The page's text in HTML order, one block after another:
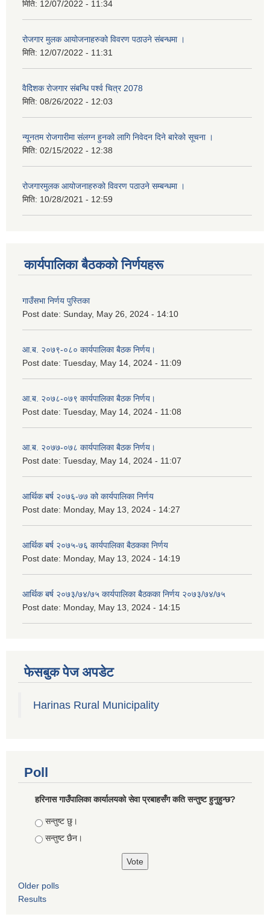
मिति: 12/07/2022 - 11:34
रोजगार मुलक आयोजनाहरुको विवरण पठाउने संबन्धमा ।
मिति: 12/07/2022 - 11:31
वैदेिशक राेजगार संबन्धि पर्श्व चित्र 2078
मिति: 08/26/2022 - 12:03
न्यूनतम रोजगारीमा संलग्न हुनको लागि निवेदन दिने बारेको सूचना ।
मिति: 02/15/2022 - 12:38
रोजगारमुलक आयोजनाहरुको विवरण पठाउने सम्बन्धमा ।
मिति: 10/28/2021 - 12:59
कार्यपालिका बैठकको निर्णयहरू
गाउँसभा निर्णय पुस्तिका
Post date: Sunday, May 26, 2024 - 14:10
आ.ब. २०७९-०८० कार्यपालिका बैठक निर्णय।
Post date: Tuesday, May 14, 2024 - 11:09
आ.ब. २०७८-०७९ कार्यपालिका बैठक निर्णय।
Post date: Tuesday, May 14, 2024 - 11:08
आ.ब. २०७७-०७८ कार्यपालिका बैठक निर्णय।
Post date: Tuesday, May 14, 2024 - 11:07
आर्थिक बर्ष २०७६-७७ को कार्यपालिका निर्णय
Post date: Monday, May 13, 2024 - 14:27
आर्थिक बर्ष २०७५-७६ कार्यपालिका बैठकका निर्णय
Post date: Monday, May 13, 2024 - 14:19
आर्थिक बर्ष २०७३/७४/७५ कार्यपालिका बैठकका निर्णय २०७३/७४/७५
Post date: Monday, May 13, 2024 - 14:15
फेसबुक पेज अपडेट
Harinas Rural Municipality
Poll
हरिनास गाउँपालिका कार्यालयको सेवा प्रबाहसँग कति सन्तुष्ट हुनुहुन्छ?
Choices
सन्तुष्ट छु।
सन्तुष्ट छैन।
Older polls
Results